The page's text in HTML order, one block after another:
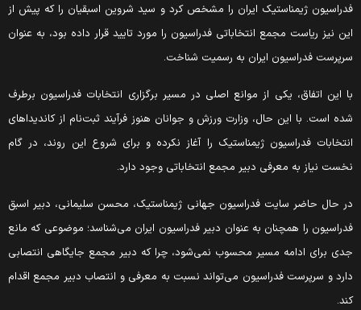
ژیمناستیک ایران را مشخص کرد و سید شروین اسبقیان را که پیش از
نیز ریاست مجمع انتخاباتی فدراسیون را مورد تایید قرار داده بود، به عنوان
فدراسیون ایران به رسمیت شناخت.
این اتفاق، یکی از موانع اصلی در مسیر برگزاری انتخابات فدراسیون برطرف
است. با این حال، وزارت ورزش و جوانان هنوز فرآیند ثبت‌نام از کاندیداهای
فدراسیون ژیمناستیک را آغاز نکرده و برای شروع این روند، در گام
نیاز به معرفی دبیر مجمع انتخاباتی وجود دارد.
حال حاضر سایت فدراسیون جهانی ژیمناستیک، محسن سلیمانی، دبیر اسبق
را همچنان به عنوان دبیر فدراسیون ایران می‌شناسد؛ موضوعی که مانع
برای ادامه مسیر محسوب نمی‌شود، چرا که دبیر مجمع جایگاهی انتصابی
و سرپرست فدراسیون می‌تواند نسبت به معرفی و انتصاب دبیر مجمع اقدام